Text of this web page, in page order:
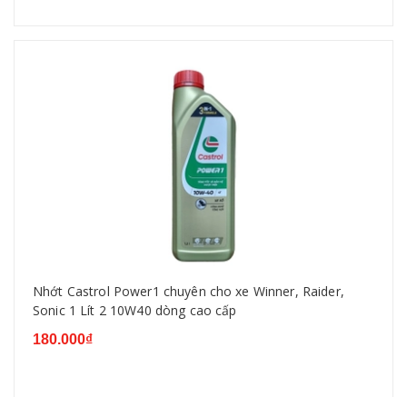
Nhớt Castrol Power1 chuyên cho xe Winner, Raider,
Sonic 1 Lít 2 10W40 dòng cao cấp
180.000₫